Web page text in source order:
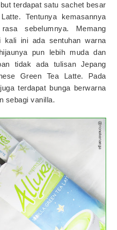
terdapat satu sachet besar
Tentunya kemasannya
sebelumnya. Memang
kali ini ada sentuhan warna
pun lebih muda dan
tidak ada tulisan Jepang
Green Tea Latte. Pada
terdapat bunga berwarna
sebagi vanilla.